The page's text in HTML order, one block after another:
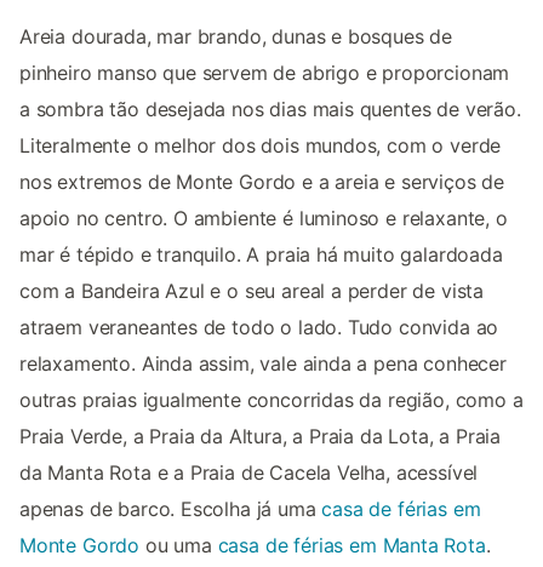
Areia dourada, mar brando, dunas e bosques de
pinheiro manso que servem de abrigo e proporcionam
a sombra tão desejada nos dias mais quentes de verão.
Literalmente o melhor dos dois mundos, com o verde
nos extremos de Monte Gordo e a areia e serviços de
apoio no centro. O ambiente é luminoso e relaxante, o
mar é tépido e tranquilo. A praia há muito galardoada
com a Bandeira Azul e o seu areal a perder de vista
atraem veraneantes de todo o lado. Tudo convida ao
relaxamento. Ainda assim, vale ainda a pena conhecer
outras praias igualmente concorridas da região, como a
Praia Verde, a Praia da Altura, a Praia da Lota, a Praia
da Manta Rota e a Praia de Cacela Velha, acessível
apenas de barco. Escolha já umacasa de férias em
Monte Gordo ou uma casa de férias em Manta Rota.